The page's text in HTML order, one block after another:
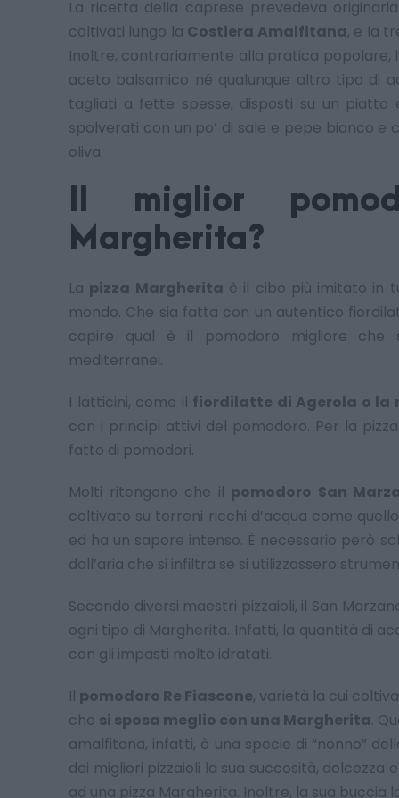
La ricetta della caprese prevedeva
coltivati lungo la Costiera Amalfitana, e la
Inoltre, contrariamente alla pratica popolare,
aceto balsamico né qualunque altro tipo di
tagliati a fette spesse, disposti su un piatto
spolverati con un po’ di sale e pepe bianco
oliva.
Il miglior
Margherita?
La pizza Margherita è il cibo più imitato in
mondo. Che sia fatta con un autentico
capire qual è il pomodoro migliore che
mediterranei.
I latticini, come il fiordilatte di Agerola o la
con i principi attivi del pomodoro. Per la
fatto di pomodori.
Molti ritengono che il pomodoro San
coltivato su terreni ricchi d’acqua come
ed ha un sapore intenso. È necessario però
dall’aria che si infiltra se si utilizzassero
Secondo diversi maestri pizzaioli, il San
ogni tipo di Margherita. Infatti, la quantità di
con gli impasti molto idratati.
Il pomodoro Re Fiascone, varietà la cui
che si sposa meglio con una Margherita.
amalfitana, infatti, è una specie di “nonno”
dei migliori pizzaioli la sua succosità,
ad una pizza Margherita. Inoltre, la sua